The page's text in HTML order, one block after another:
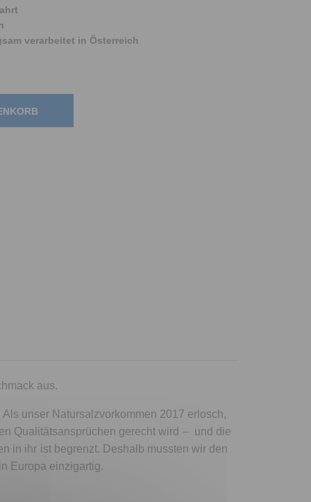
verarbeitet in Österreich
aus.
unser Natursalzvorkommen 2017 erlosch,
Qualitätsansprüchen gerecht wird – und die
in ihr ist begrenzt. Deshalb mussten wir den
Europa einzigartig.